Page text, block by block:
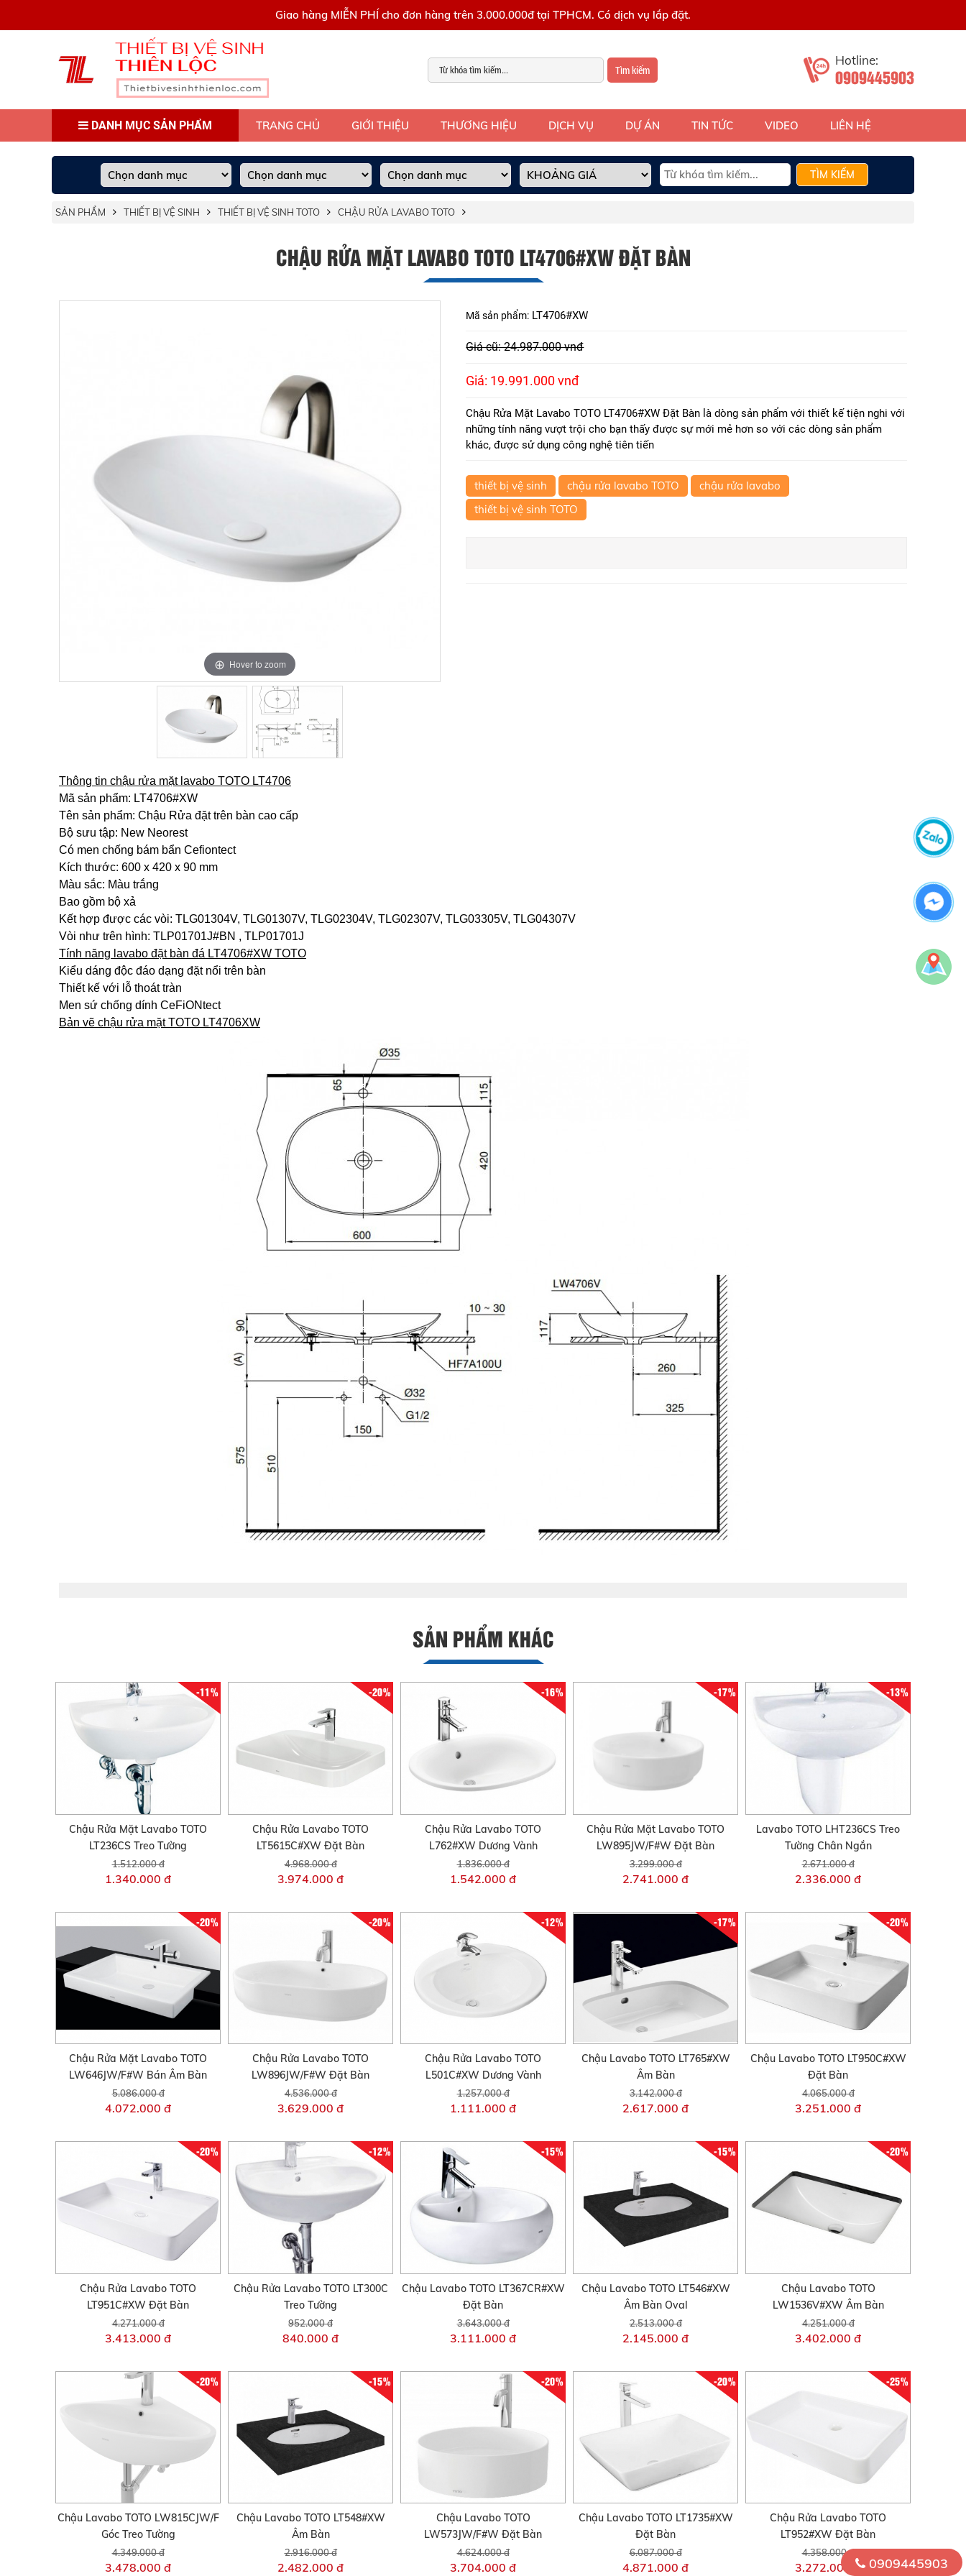
Giao hàng MIỄN PHÍ cho đơn hàng trên 3.000.000đ tại TPHCM. Có dịch vụ lắp đặt.
Tìm kiếm
Hotline:
0909445903
DANH MỤC SẢN PHẨM TRANG CHỦ GIỚI THIỆU THƯƠNG HIỆU DỊCH VỤ DỰ ÁN TIN TỨC VIDEO LIÊN HỆ
TÌM KIẾM
SẢN PHẨM THIẾT BỊ VỆ SINH THIẾT BỊ VỆ SINH TOTO CHẬU RỬA LAVABO TOTO
CHẬU RỬA MẶT LAVABO TOTO LT4706#XW ĐẶT BÀN
Hover to zoom
Hover to zoom
Mã sản phẩm: LT4706#XW
Giá cũ: 24.987.000 vnđ
Giá: 19.991.000 vnđ
Chậu Rửa Mặt Lavabo TOTO LT4706#XW Đặt Bàn là dòng sản phẩm với thiết kế tiện nghi với
những tính năng vượt trội cho bạn thấy được sự mới mẻ hơn so với các dòng sản phẩm
khác, được sử dụng công nghệ tiên tiến
thiết bị vệ sinh chậu rửa lavabo TOTO
chậu rửa lavabo
thiết bị vệ sinh TOTO
Thông tin chậu rửa mặt lavabo TOTO LT4706
Mã sản phẩm: LT4706#XW
Tên sản phẩm: Chậu Rửa đặt trên bàn cao cấp
Bộ sưu tập: New Neorest
Có men chống bám bẩn Cefiontect
Kích thước: 600 x 420 x 90 mm
Màu sắc: Màu trắng
Bao gồm bộ xả
Kết hợp được các vòi: TLG01304V, TLG01307V, TLG02304V, TLG02307V, TLG03305V, TLG04307V
Vòi như trên hình: TLP01701J#BN , TLP01701J
Tính năng lavabo đặt bàn đá LT4706#XW TOTO
Kiểu dáng độc đáo dạng đặt nổi trên bàn
Thiết kế với lỗ thoát tràn
Men sứ chống dính CeFiONtect
Bản vẽ chậu rửa mặt TOTO LT4706XW
SẢN PHẨM KHÁC
-11%
Chậu Rửa Mặt Lavabo TOTO
LT236CS Treo Tường
1.512.000 đ
1.340.000 đ
-20%
Chậu Rửa Lavabo TOTO
LT5615C#XW Đặt Bàn
4.968.000 đ
3.974.000 đ
-16%
Chậu Rửa Lavabo TOTO
L762#XW Dương Vành
1.836.000 đ
1.542.000 đ
-17%
Chậu Rửa Mặt Lavabo TOTO
LW895JW/F#W Đặt Bàn
3.299.000 đ
2.741.000 đ
-13%
Lavabo TOTO LHT236CS Treo
Tường Chân Ngắn
2.671.000 đ
2.336.000 đ
-20%
Chậu Rửa Mặt Lavabo TOTO
LW646JW/F#W Bán Âm Bàn
5.086.000 đ
4.072.000 đ
-20%
Chậu Rửa Lavabo TOTO
LW896JW/F#W Đặt Bàn
4.536.000 đ
3.629.000 đ
-12%
Chậu Rửa Lavabo TOTO
L501C#XW Dương Vành
1.257.000 đ
1.111.000 đ
-17%
Chậu Lavabo TOTO LT765#XW
Âm Bàn
3.142.000 đ
2.617.000 đ
-20%
Chậu Lavabo TOTO LT950C#XW
Đặt Bàn
4.065.000 đ
3.251.000 đ
-20%
Chậu Rửa Lavabo TOTO
LT951C#XW Đặt Bàn
4.271.000 đ
3.413.000 đ
-12%
Chậu Rửa Lavabo TOTO LT300C
Treo Tường
952.000 đ
840.000 đ
-15%
Chậu Lavabo TOTO LT367CR#XW
Đặt Bàn
3.643.000 đ
3.111.000 đ
-15%
Chậu Lavabo TOTO LT546#XW
Âm Bàn Oval
2.513.000 đ
2.145.000 đ
-20%
Chậu Lavabo TOTO
LW1536V#XW Âm Bàn
4.251.000 đ
3.402.000 đ
-20%
Chậu Lavabo TOTO LW815CJW/F
Góc Treo Tường
4.349.000 đ
3.478.000 đ
-15%
Chậu Lavabo TOTO LT548#XW
Âm Bàn
2.916.000 đ
2.482.000 đ
-20%
Chậu Lavabo TOTO
LW573JW/F#W Đặt Bàn
4.624.000 đ
3.704.000 đ
-20%
Chậu Lavabo TOTO LT1735#XW
Đặt Bàn
6.087.000 đ
4.871.000 đ
-25%
Chậu Rửa Lavabo TOTO
LT952#XW Đặt Bàn
4.358.000 đ
3.272.000 đ 0909445903